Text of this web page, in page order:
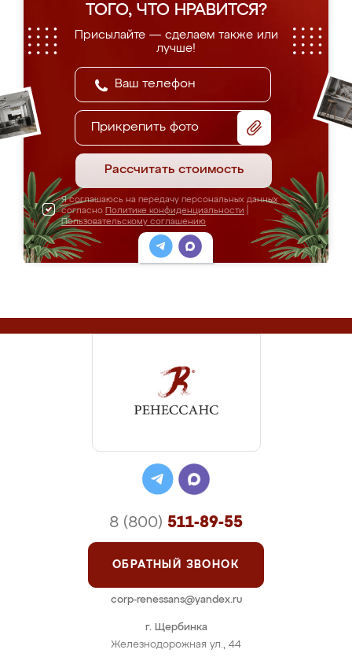
ТОГО, ЧТО НРАВИТСЯ?
Присылайте — сделаем также или
лучше!
Прикрепить фото
Рассчитать стоимость
Я соглашаюсь на передачу персональных данных
согласно Политике конфиденциальности
Пользовательскому соглашению
г. Щербинка
Железнодорожная ул., 44
8 (800) 511-89-55
ОБРАТНЫЙ ЗВОНОК
corp-renessans@yandex.ru